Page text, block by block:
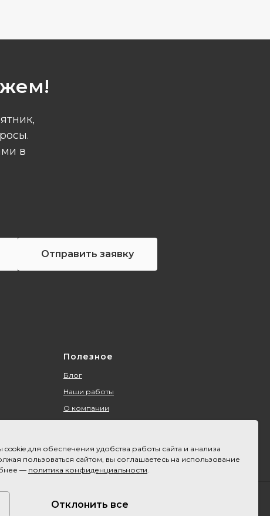
для обеспечения удобства работы сайта и анализа
пользоваться сайтом, вы соглашаетесь на использование
— политика конфиденциальности
Отклонить все
в
Отправить заявку
Полезное
Блог
Наши работы
О компании
Оплата и доставка
Карта сайта
их в коммерческих проектах. Данные